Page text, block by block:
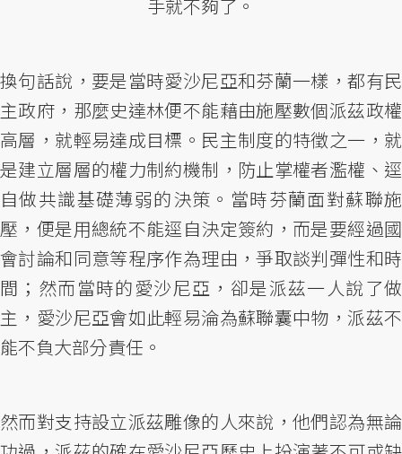
手就不夠了。
換句話說，要是當時愛沙尼亞和芬蘭一樣，都有民
主政府，那麼史達林便不能藉由施壓數個派茲政權
高層，就輕易達成目標。民主制度的特徵之一，就
是建立層層的權力制約機制，防止掌權者濫權、逕
自做共識基礎薄弱的決策。當時芬蘭面對蘇聯施
壓，便是用總統不能逕自決定簽約，而是要經過國
會討論和同意等程序作為理由，爭取談判彈性和時
間；然而當時的愛沙尼亞，卻是派茲一人說了做
主，愛沙尼亞會如此輕易淪為蘇聯囊中物，派茲不
能不負大部分責任。
然而對支持設立派茲雕像的人來說，他們認為無論